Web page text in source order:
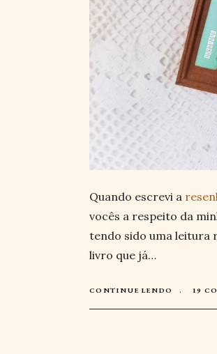
Quando escrevi a
vocês a respeito da
tendo sido uma leitura
livro que já…
CONTINUE LENDO 19